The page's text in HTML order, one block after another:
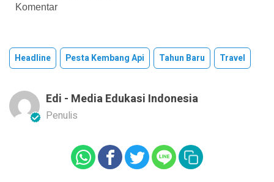
Komentar
Headline Pesta Kembang Api Tahun Baru Travel
Edi - Media Edukasi Indonesia
Penulis